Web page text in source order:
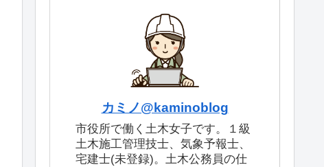
カミノ@kaminoblog
市役所で働く土木女子です。１級
土木施工管理技士、気象予報士、
宅建士(未登録)。土木公務員の仕